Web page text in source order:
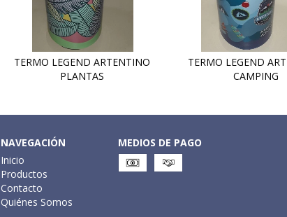
TERMO LEGEND ARTENTINO
PLANTAS
TERMO LEGEND
CAMPING
NAVEGACIÓN
Inicio
Productos
Contacto
Quiénes Somos
MEDIOS DE PAGO